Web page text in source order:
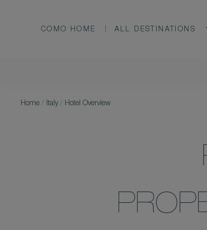
COMO HOME ALL DESTINATIONS
Home / Italy / Hotel Overview